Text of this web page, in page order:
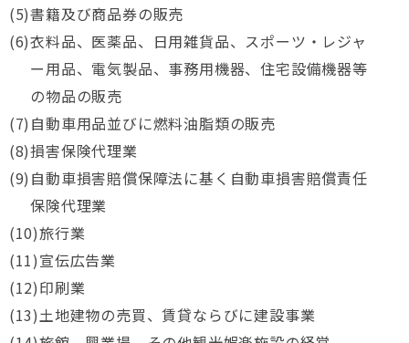
書籍及び商品券の販売
衣料品、医薬品、日用雑貨品、スポーツ・レジャ
ー用品、電気製品、事務用機器、住宅設備機器等
の物品の販売
自動車用品並びに燃料油脂類の販売
損害保険代理業
自動車損害賠償保障法に基く自動車損害賠償責任
保険代理業
旅行業
宣伝広告業
印刷業
土地建物の売買、賃貸ならびに建設事業